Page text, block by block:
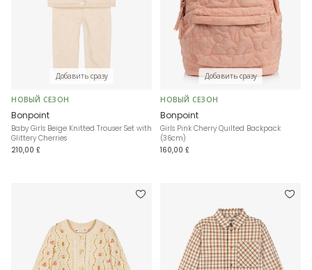
Добавить сразу
НОВЫЙ СЕЗОН
Bonpoint
Baby Girls Beige Knitted Trouser Set with
Glittery Cherries
210,00 £
Добавить сразу
НОВЫЙ СЕЗОН
Bonpoint
Girls Pink Cherry Quilted Backpack
(36cm)
160,00 £